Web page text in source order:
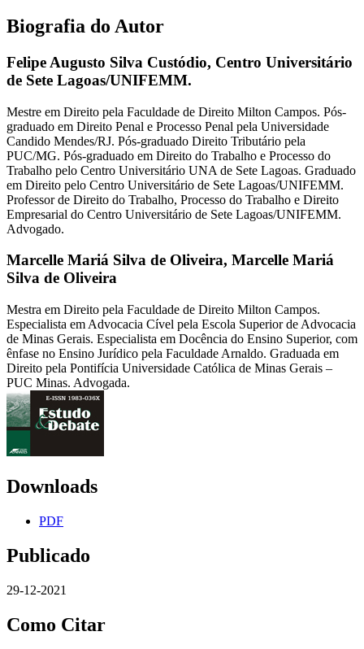
Biografia do Autor
Felipe Augusto Silva Custódio, Centro Universitário
de Sete Lagoas/UNIFEMM.
Mestre em Direito pela Faculdade de Direito Milton Campos. Pós-
graduado em Direito Penal e Processo Penal pela Universidade
Candido Mendes/RJ. Pós-graduado Direito Tributário pela
PUC/MG. Pós-graduado em Direito do Trabalho e Processo do
Trabalho pelo Centro Universitário UNA de Sete Lagoas. Graduado
em Direito pelo Centro Universitário de Sete Lagoas/UNIFEMM.
Professor de Direito do Trabalho, Processo do Trabalho e Direito
Empresarial do Centro Universitário de Sete Lagoas/UNIFEMM.
Advogado.
Marcelle Mariá Silva de Oliveira, Marcelle Mariá
Silva de Oliveira
Mestra em Direito pela Faculdade de Direito Milton Campos.
Especialista em Advocacia Cível pela Escola Superior de Advocacia
de Minas Gerais. Especialista em Docência do Ensino Superior, com
ênfase no Ensino Jurídico pela Faculdade Arnaldo. Graduada em
Direito pela Pontifícia Universidade Católica de Minas Gerais –
PUC Minas. Advogada.
Downloads
PDF
Publicado
29-12-2021
Como Citar